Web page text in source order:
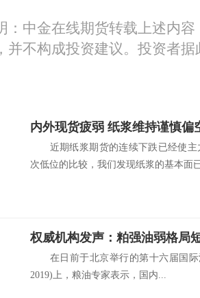
：中金在线期货转载上述内
并不构成投资建议。投资者
内外现货疲弱 纸浆维持谨慎偏
近期纸浆期货的连续下跌已经使主
次低位的比较，我们发现纸浆的基本面
权威机构发声：粕强油弱格局
在日前于北京举行的第十六届国际
2019)上，粮油专家表示，国内...